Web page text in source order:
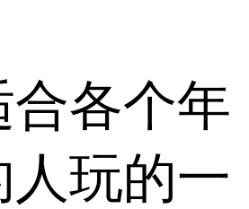
合各个年
玩的一